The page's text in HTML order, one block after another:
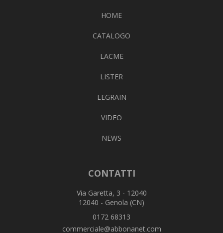
HOME
CATALOGO
LACME
LISTER
LEGRAIN
VIDEO
NEWS
CONTATTI
Via Garetta, 3 - 12040
12040 - Genola (CN)
0172 68313
commerciale@abbonanet.com